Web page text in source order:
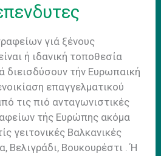
γιά ξένους
ή ιδανική τοποθεσία
τήν Ευρωπαική
επαγγελματικού
τις πιό ανταγωνιστικές
τής Ευρώπης ακόμα
γειτονικές Βαλκανικές
Βελιγράδι, Βουκουρέστι . Ή